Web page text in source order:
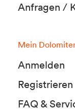
Anfragen /
Mein
Anmelden
Registrieren
FAQ &